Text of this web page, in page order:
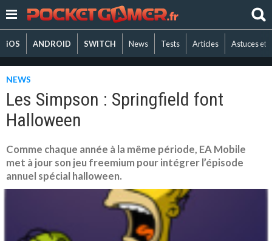
iOS ANDROID SWITCH News Tests Articles Astuces et
NEWS
Les Simpson : Springfield font
Halloween
Comme chaque année à la même période, EA Mobile
met à jour son jeu freemium pour intégrer l’épisode
annuel spécial halloween.